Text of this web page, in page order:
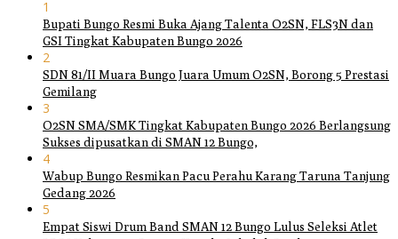
1
Bupati Bungo Resmi Buka Ajang Talenta O2SN, FLS3N dan
GSI Tingkat Kabupaten Bungo 2026
2
SDN 81/II Muara Bungo Juara Umum O2SN, Borong 5 Prestasi
Gemilang
3
O2SN SMA/SMK Tingkat Kabupaten Bungo 2026 Berlangsung
Sukses dipusatkan di SMAN 12 Bungo,
4
Wabup Bungo Resmikan Pacu Perahu Karang Taruna Tanjung
Gedang 2026
5
Empat Siswi Drum Band SMAN 12 Bungo Lulus Seleksi Atlet